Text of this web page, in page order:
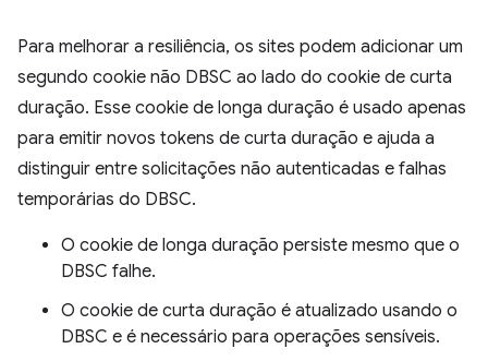
Para melhorar a resiliência, os sites podem adicionar um
segundo cookie não DBSC ao lado do cookie de curta
duração. Esse cookie de longa duração é usado apenas
para emitir novos tokens de curta duração e ajuda a
distinguir entre solicitações não autenticadas e falhas
temporárias do DBSC.
O cookie de longa duração persiste mesmo que o
DBSC falhe.
O cookie de curta duração é atualizado usando o
DBSC e é necessário para operações sensíveis.